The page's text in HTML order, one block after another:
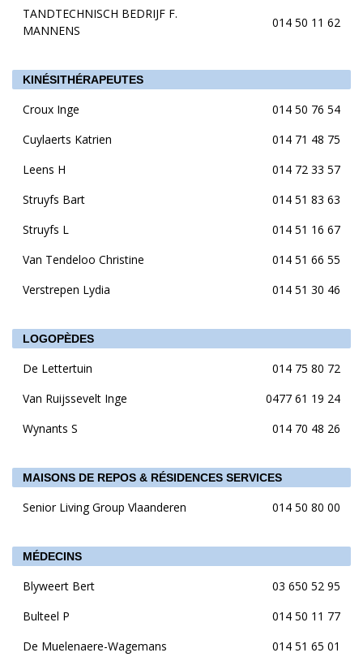
TANDTECHNISCH BEDRIJF F.
MANNENS
014 50 11 62
KINÉSITHÉRAPEUTES
Croux Inge
014 50 76 54
Cuylaerts Katrien
014 71 48 75
Leens H
014 72 33 57
Struyfs Bart
014 51 83 63
Struyfs L
014 51 16 67
Van Tendeloo Christine
014 51 66 55
Verstrepen Lydia
014 51 30 46
LOGOPÈDES
De Lettertuin
014 75 80 72
Van Ruijssevelt Inge
0477 61 19 24
Wynants S
014 70 48 26
MAISONS DE REPOS & RÉSIDENCES SERVICES
Senior Living Group Vlaanderen 014 50 80 00
MÉDECINS
Blyweert Bert
03 650 52 95
Bulteel P
014 50 11 77
De Muelenaere-Wagemans
014 51 65 01